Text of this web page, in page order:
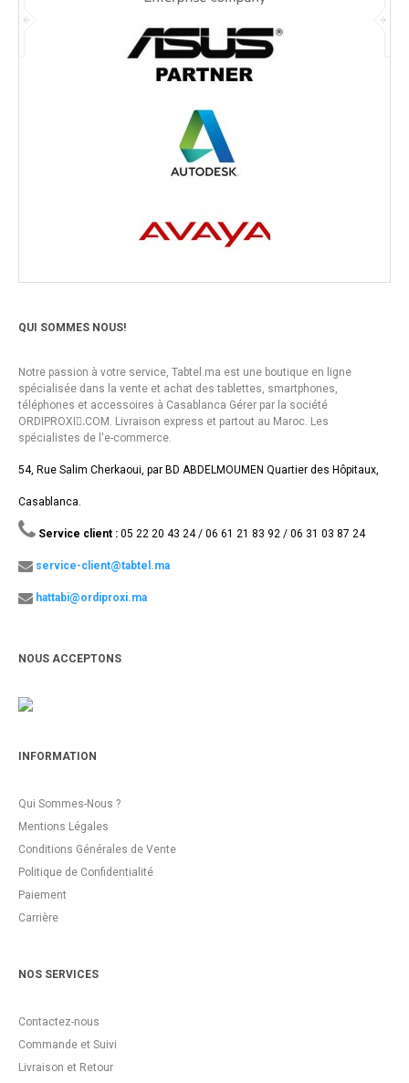
QUI SOMMES NOUS!
Notre passion à votre service, Tabtel.ma est une boutique en ligne
spécialisée dans la vente et achat des tablettes, smartphones,
téléphones et accessoires à Casablanca Gérer par la société
ORDIPROXI.ِCOM. Livraison express et partout au Maroc. Les
spécialistes de l'e-commerce.
54, Rue Salim Cherkaoui, par BD ABDELMOUMEN Quartier des Hôpitaux,
Casablanca.
Service client : 05 22 20 43 24 / 06 61 21 83 92 / 06 31 03 87 24
service-client@tabtel.ma
hattabi@ordiproxi.ma
NOUS ACCEPTONS
INFORMATION
Qui Sommes-Nous ?
Mentions Légales
Conditions Générales de Vente
Politique de Confidentialité
Paiement
Carrière
NOS SERVICES
Contactez-nous
Commande et Suivi
Livraison et Retour